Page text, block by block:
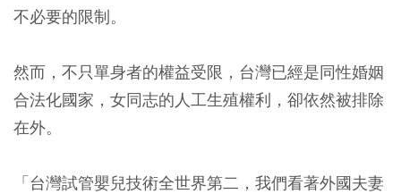
不必要的限制。
然而，不只單身者的權益受限，台灣已經是同性婚姻
合法化國家，女同志的人工生殖權利，卻依然被排除
在外。
「台灣試管嬰兒技術全世界第二，我們看著外國夫妻